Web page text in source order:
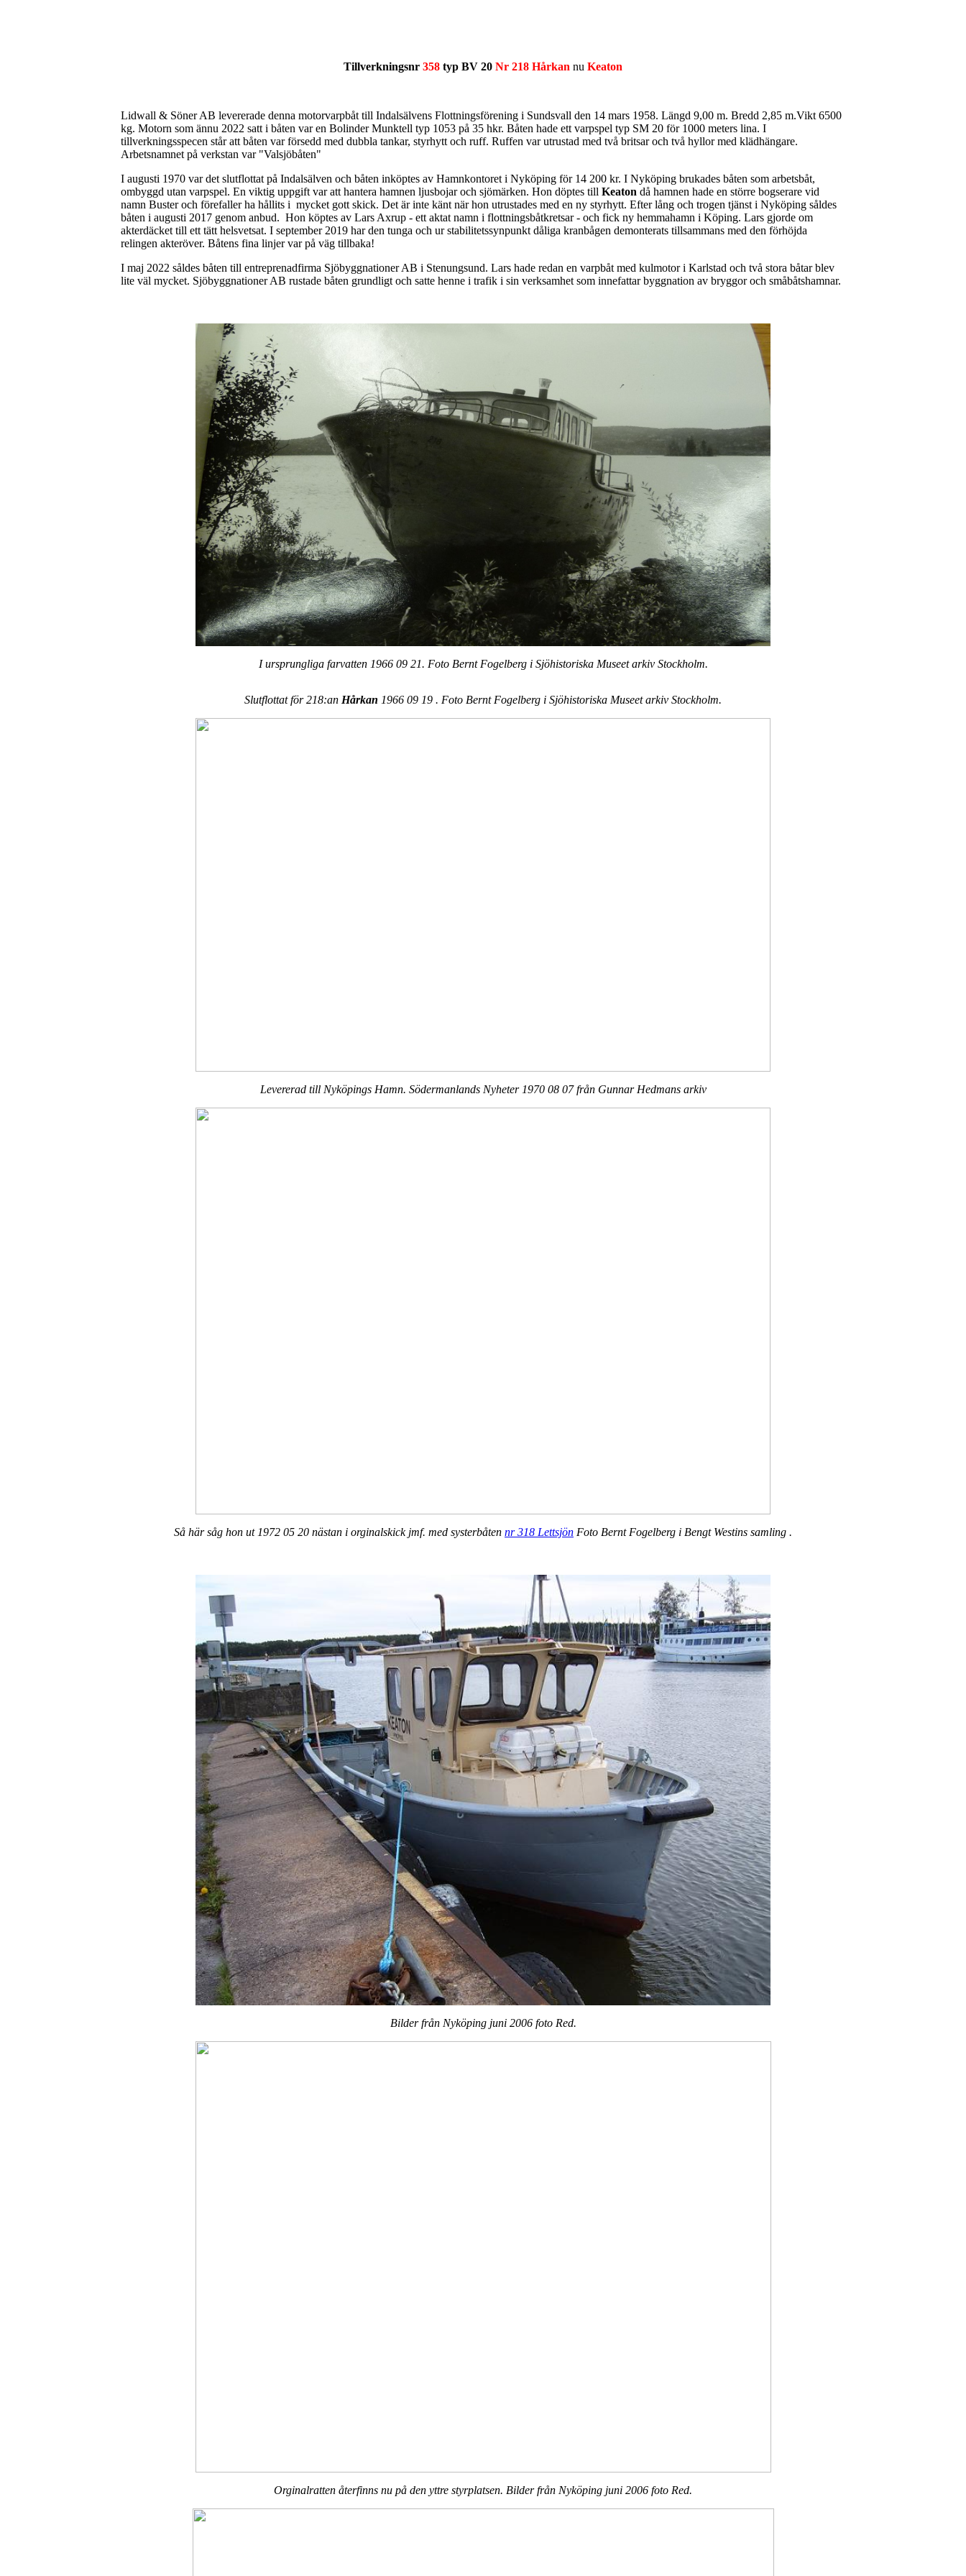
Tillverkningsnr 358 typ BV 20 Nr 218 Hårkan nu Keaton
Lidwall & Söner AB levererade denna motorvarpbåt till Indalsälvens Flottningsförening i Sundsvall den 14 mars 1958. Längd 9,00 m. Bredd 2,85 m.Vikt 6500
kg. Motorn som ännu 2022 satt i båten var en Bolinder Munktell typ 1053 på 35 hkr. Båten hade ett varpspel typ SM 20 för 1000 meters lina. I
tillverkningsspecen står att båten var försedd med dubbla tankar, styrhytt och ruff. Ruffen var utrustad med två britsar och två hyllor med klädhängare.
Arbetsnamnet på verkstan var "Valsjöbåten"
I augusti 1970 var det slutflottat på Indalsälven och båten inköptes av Hamnkontoret i Nyköping för 14 200 kr. I Nyköping brukades båten som arbetsbåt,
ombyggd utan varpspel. En viktig uppgift var att hantera hamnen ljusbojar och sjömärken. Hon döptes till Keaton då hamnen hade en större bogserare vid
namn Buster och förefaller ha hållits i mycket gott skick. Det är inte känt när hon utrustades med en ny styrhytt. Efter lång och trogen tjänst i Nyköping såldes
båten i augusti 2017 genom anbud. Hon köptes av Lars Axrup - ett aktat namn i flottningsbåtkretsar - och fick ny hemmahamn i Köping. Lars gjorde om
akterdäcket till ett tätt helsvetsat. I september 2019 har den tunga och ur stabilitetssynpunkt dåliga kranbågen demonterats tillsammans med den förhöjda
relingen akteröver. Båtens fina linjer var på väg tillbaka!
I maj 2022 såldes båten till entreprenadfirma Sjöbyggnationer AB i Stenungsund. Lars hade redan en varpbåt med kulmotor i Karlstad och två stora båtar blev
lite väl mycket. Sjöbyggnationer AB rustade båten grundligt och satte henne i trafik i sin verksamhet som innefattar byggnation av bryggor och småbåtshamnar.
I ursprungliga farvatten 1966 09 21. Foto Bernt Fogelberg i Sjöhistoriska Museet arkiv Stockholm.
Slutflottat för 218:an Hårkan 1966 09 19 . Foto Bernt Fogelberg i Sjöhistoriska Museet arkiv Stockholm.
Levererad till Nyköpings Hamn. Södermanlands Nyheter 1970 08 07 från Gunnar Hedmans arkiv
Så här såg hon ut 1972 05 20 nästan i orginalskick jmf. med systerbåten nr 318 Lettsjön Foto Bernt Fogelberg i Bengt Westins samling .
Bilder från Nyköping juni 2006 foto Red.
Orginalratten återfinns nu på den yttre styrplatsen. Bilder från Nyköping juni 2006 foto Red.